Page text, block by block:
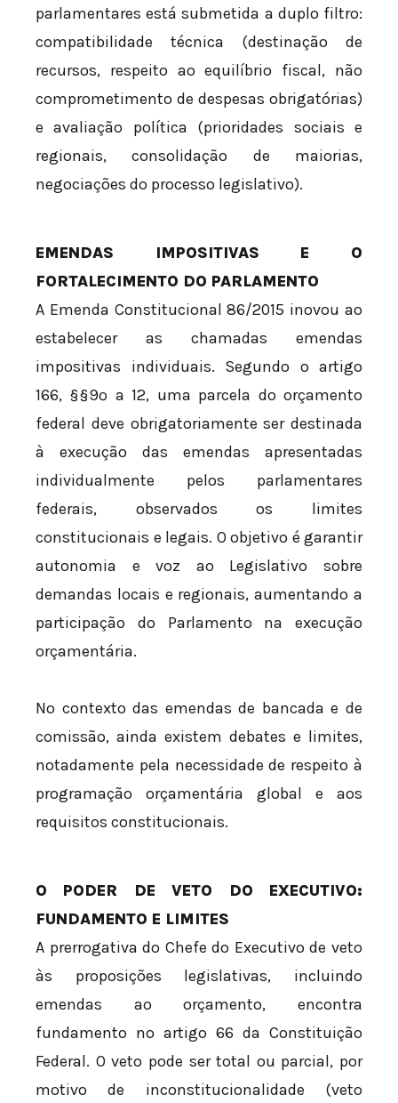
parlamentares está submetida a duplo filtro:
compatibilidade técnica (destinação de
recursos, respeito ao equilíbrio fiscal, não
comprometimento de despesas obrigatórias)
e avaliação política (prioridades sociais e
regionais, consolidação de maiorias,
negociações do processo legislativo).
EMENDAS IMPOSITIVAS E O
FORTALECIMENTO DO PARLAMENTO
A Emenda Constitucional 86/2015 inovou ao
estabelecer as chamadas emendas
impositivas individuais. Segundo o artigo
166, §§9º a 12, uma parcela do orçamento
federal deve obrigatoriamente ser destinada
à execução das emendas apresentadas
individualmente pelos parlamentares
federais, observados os limites
constitucionais e legais. O objetivo é garantir
autonomia e voz ao Legislativo sobre
demandas locais e regionais, aumentando a
participação do Parlamento na execução
orçamentária.
No contexto das emendas de bancada e de
comissão, ainda existem debates e limites,
notadamente pela necessidade de respeito à
programação orçamentária global e aos
requisitos constitucionais.
O PODER DE VETO DO EXECUTIVO:
FUNDAMENTO E LIMITES
A prerrogativa do Chefe do Executivo de veto
às proposições legislativas, incluindo
emendas ao orçamento, encontra
fundamento no artigo 66 da Constituição
Federal. O veto pode ser total ou parcial, por
motivo de inconstitucionalidade (veto